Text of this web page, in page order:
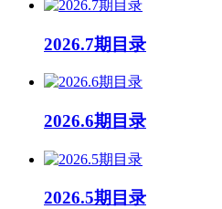
2026.7期目录
2026.6期目录
2026.5期目录